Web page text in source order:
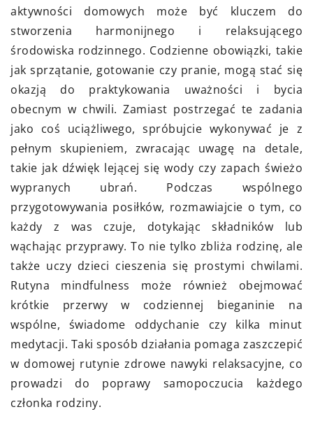
aktywności domowych może być kluczem do
stworzenia harmonijnego i relaksującego
środowiska rodzinnego. Codzienne obowiązki, takie
jak sprzątanie, gotowanie czy pranie, mogą stać się
okazją do praktykowania uważności i bycia
obecnym w chwili. Zamiast postrzegać te zadania
jako coś uciążliwego, spróbujcie wykonywać je z
pełnym skupieniem, zwracając uwagę na detale,
takie jak dźwięk lejącej się wody czy zapach świeżo
wypranych ubrań. Podczas wspólnego
przygotowywania posiłków, rozmawiajcie o tym, co
każdy z was czuje, dotykając składników lub
wąchając przyprawy. To nie tylko zbliża rodzinę, ale
także uczy dzieci cieszenia się prostymi chwilami.
Rutyna mindfulness może również obejmować
krótkie przerwy w codziennej bieganinie na
wspólne, świadome oddychanie czy kilka minut
medytacji. Taki sposób działania pomaga zaszczepić
w domowej rutynie zdrowe nawyki relaksacyjne, co
prowadzi do poprawy samopoczucia każdego
członka rodziny.